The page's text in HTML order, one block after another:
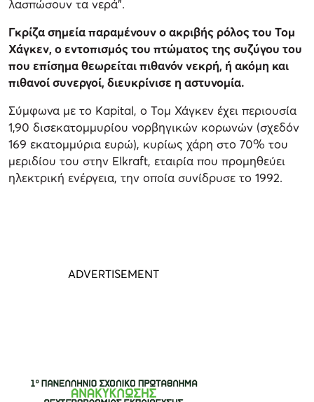
λασπώσουν τα νερά”.
Γκρίζα σημεία παραμένουν ο ακριβής ρόλος του Τομ
Χάγκεν, ο εντοπισμός του πτώματος της συζύγου του
που επίσημα θεωρείται πιθανόν νεκρή, ή ακόμη και
πιθανοί συνεργοί, διευκρίνισε η αστυνομία.
Σύμφωνα με το Kapital, ο Τομ Χάγκεν έχει περιουσία
1,90 δισεκατομμυρίου νορβηγικών κορωνών (σχεδόν
169 εκατομμύρια ευρώ), κυρίως χάρη στο 70% του
μεριδίου του στην Elkraft, εταιρία που προμηθεύει
ηλεκτρική ενέργεια, την οποία συνίδρυσε το 1992.